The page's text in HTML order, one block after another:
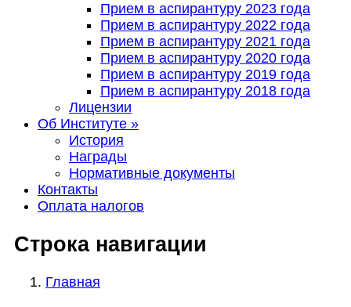
Прием в аспирантуру 2023 года
Прием в аспирантуру 2022 года
Прием в аспирантуру 2021 года
Прием в аспирантуру 2020 года
Прием в аспирантуру 2019 года
Прием в аспирантуру 2018 года
Лицензии
Об Институте »
История
Награды
Нормативные документы
Контакты
Оплата налогов
Строка навигации
Главная